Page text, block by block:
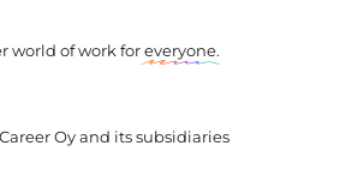
world of work foreveryone.
Oy and its subsidiaries